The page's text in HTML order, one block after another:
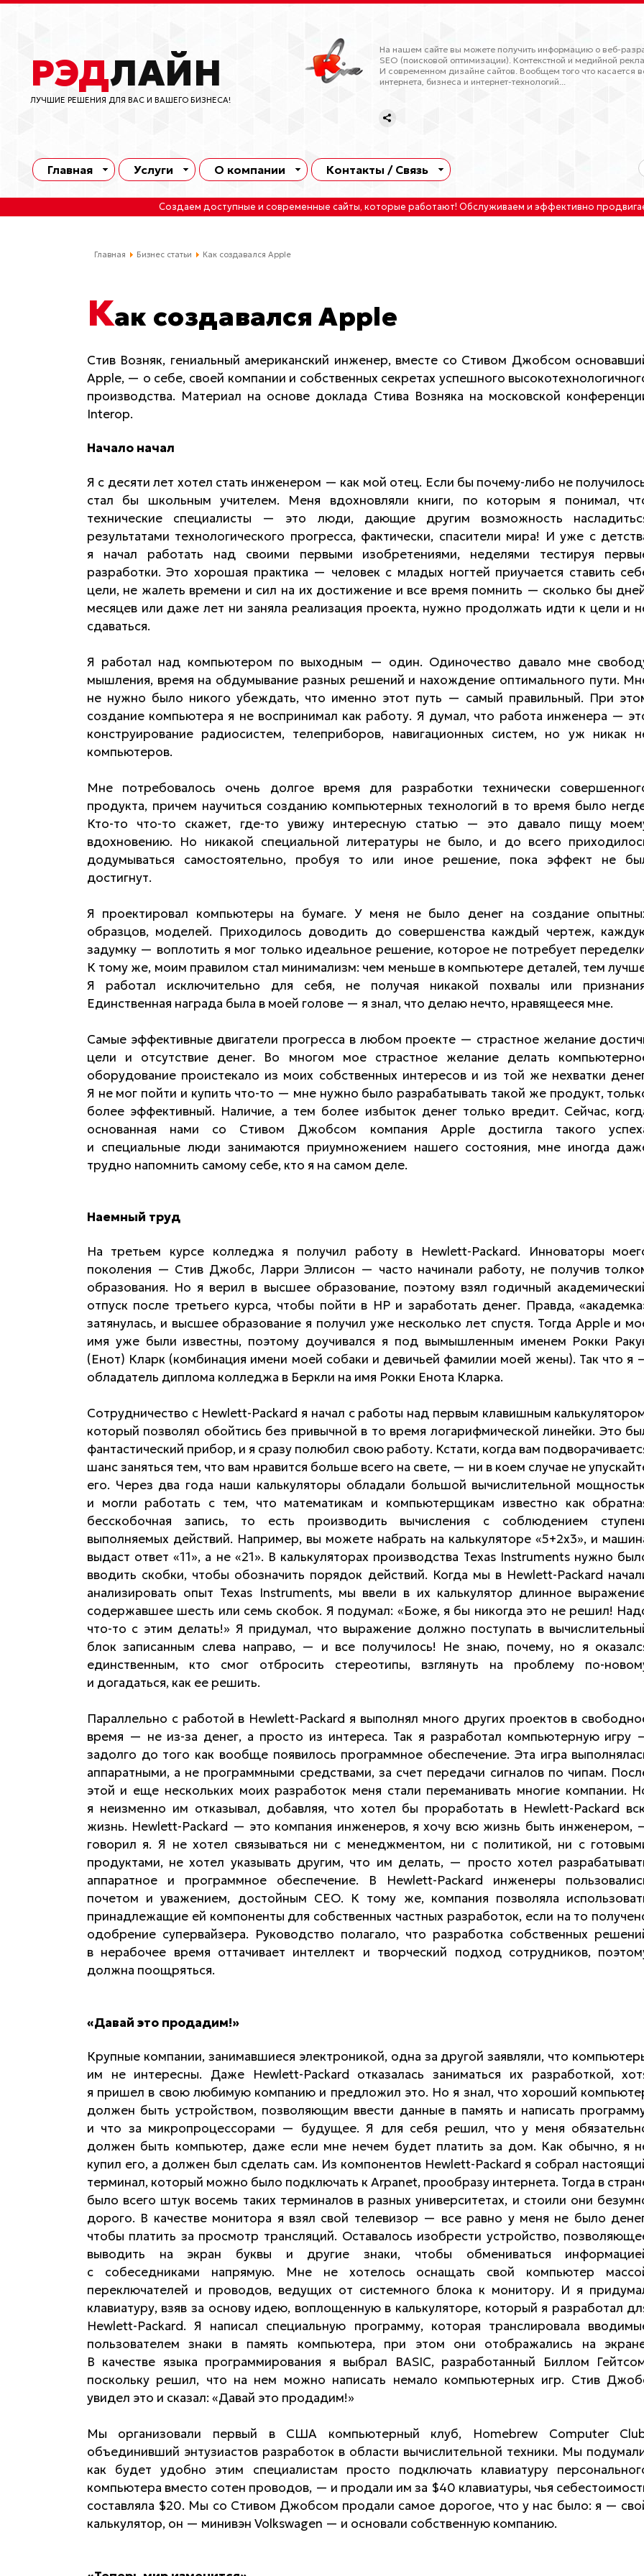
РЭДЛАЙН
ЛУЧШИЕ РЕШЕНИЯ ДЛЯ ВАС И ВАШЕГО БИЗНЕСА!
На нашем сайте вы можете получить информацию о веб-
SEO (поисковой оптимизации). Контекстной и медийной
И современном дизайне сайтов. Вообщем того что касается
интернета, бизнеса и интернет-технологий...
Главная Услуги О компании Контакты / Связь
Создаем доступные и современные сайты, которые работают! Обслуживаем и эффективно
Главная Бизнес статьи Как создавался Apple
Как создавался Apple
Стив Возняк, гениальный американский инженер, вместе со Стивом Джобсом
Apple, — о себе, своей компании и собственных секретах успешного
производства. Материал на основе доклада Стива Возняка на московской
Interop.
Начало начал
Я с десяти лет хотел стать инженером — как мой отец. Если бы почему-либо не
стал бы школьным учителем. Меня вдохновляли книги, по которым я понимал,
технические специалисты — это люди, дающие другим возможность
результатами технологического прогресса, фактически, спасители мира! И уже с
я начал работать над своими первыми изобретениями, неделями тестируя
разработки. Это хорошая практика — человек с младых ногтей приучается ставить
цели, не жалеть времени и сил на их достижение и все время помнить — сколько бы
месяцев или даже лет ни заняла реализация проекта, нужно продолжать идти к цели и
сдаваться.
Я работал над компьютером по выходным — один. Одиночество давало мне
мышления, время на обдумывание разных решений и нахождение оптимального пути.
не нужно было никого убеждать, что именно этот путь — самый правильный. При
создание компьютера я не воспринимал как работу. Я думал, что работа инженера —
конструирование радиосистем, телеприборов, навигационных систем, но уж никак
компьютеров.
Мне потребовалось очень долгое время для разработки технически
продукта, причем научиться созданию компьютерных технологий в то время было
Кто-то что-то скажет, где-то увижу интересную статью — это давало пищу
вдохновению. Но никакой специальной литературы не было, и до всего
додумываться самостоятельно, пробуя то или иное решение, пока эффект не
достигнут.
Я проектировал компьютеры на бумаге. У меня не было денег на создание
образцов, моделей. Приходилось доводить до совершенства каждый чертеж,
задумку — воплотить я мог только идеальное решение, которое не потребует
К тому же, моим правилом стал минимализм: чем меньше в компьютере деталей, тем
Я работал исключительно для себя, не получая никакой похвалы или
Единственная награда была в моей голове — я знал, что делаю нечто, нравящееся мне.
Самые эффективные двигатели прогресса в любом проекте — страстное желание
цели и отсутствие денег. Во многом мое страстное желание делать
оборудование проистекало из моих собственных интересов и из той же нехватки
Я не мог пойти и купить что-то — мне нужно было разрабатывать такой же продукт,
более эффективный. Наличие, а тем более избыток денег только вредит. Сейчас,
основанная нами со Стивом Джобсом компания Apple достигла такого
и специальные люди занимаются приумножением нашего состояния, мне иногда
трудно напомнить самому себе, кто я на самом деле.
Наемный труд
На третьем курсе колледжа я получил работу в Hewlett-Packard. Инноваторы
поколения — Стив Джобс, Ларри Эллисон — часто начинали работу, не получив
образования. Но я верил в высшее образование, поэтому взял годичный
отпуск после третьего курса, чтобы пойти в HP и заработать денег. Правда,
затянулась, и высшее образование я получил уже несколько лет спустя. Тогда Apple и
имя уже были известны, поэтому доучивался я под вымышленным именем Рокки
(Енот) Кларк (комбинация имени моей собаки и девичьей фамилии моей жены). Так что я
обладатель диплома колледжа в Беркли на имя Рокки Енота Кларка.
Сотрудничество с Hewlett-Packard я начал с работы над первым клавишным
который позволял обойтись без привычной в то время логарифмической линейки. Это
фантастический прибор, и я сразу полюбил свою работу. Кстати, когда вам
шанс заняться тем, что вам нравится больше всего на свете, — ни в коем случае не
его. Через два года наши калькуляторы обладали большой вычислительной
и могли работать с тем, что математикам и компьютерщикам известно как
бесскобочная запись, то есть производить вычисления с соблюдением
выполняемых действий. Например, вы можете набрать на калькуляторе «5+2х3», и
выдаст ответ «11», а не «21». В калькуляторах производства Texas Instruments нужно
вводить скобки, чтобы обозначить порядок действий. Когда мы в Hewlett-Packard
анализировать опыт Texas Instruments, мы ввели в их калькулятор длинное
содержавшее шесть или семь скобок. Я подумал: «Боже, я бы никогда это не решил!
что-то с этим делать!» Я придумал, что выражение должно поступать в
блок записанным слева направо, — и все получилось! Не знаю, почему, но я
единственным, кто смог отбросить стереотипы, взглянуть на проблему по-
и догадаться, как ее решить.
Параллельно с работой в Hewlett-Packard я выполнял много других проектов в
время — не из-за денег, а просто из интереса. Так я разработал компьютерную игру
задолго до того как вообще появилось программное обеспечение. Эта игра
аппаратными, а не программными средствами, за счет передачи сигналов по чипам.
этой и еще нескольких моих разработок меня стали переманивать многие компании.
я неизменно им отказывал, добавляя, что хотел бы проработать в Hewlett-Packard
жизнь. Hewlett-Packard — это компания инженеров, я хочу всю жизнь быть инженером,
говорил я. Я не хотел связываться ни с менеджментом, ни с политикой, ни с
продуктами, не хотел указывать другим, что им делать, — просто хотел
аппаратное и программное обеспечение. В Hewlett-Packard инженеры
почетом и уважением, достойным CEO. К тому же, компания позволяла
принадлежащие ей компоненты для собственных частных разработок, если на то
одобрение супервайзера. Руководство полагало, что разработка собственных
в нерабочее время оттачивает интеллект и творческий подход сотрудников,
должна поощряться.
«Давай это продадим!»
Крупные компании, занимавшиеся электроникой, одна за другой заявляли, что
им не интересны. Даже Hewlett-Packard отказалась заниматься их разработкой,
я пришел в свою любимую компанию и предложил это. Но я знал, что хороший
должен быть устройством, позволяющим ввести данные в память и написать
и что за микропроцессорами — будущее. Я для себя решил, что у меня
должен быть компьютер, даже если мне нечем будет платить за дом. Как обычно, я
купил его, а должен был сделать сам. Из компонентов Hewlett-Packard я собрал
терминал, который можно было подключать к Arpanet, прообразу интернета. Тогда в
было всего штук восемь таких терминалов в разных университетах, и стоили они
дорого. В качестве монитора я взял свой телевизор — все равно у меня не было
чтобы платить за просмотр трансляций. Оставалось изобрести устройство,
выводить на экран буквы и другие знаки, чтобы обмениваться
с собеседниками напрямую. Мне не хотелось оснащать свой компьютер
переключателей и проводов, ведущих от системного блока к монитору. И я
клавиатуру, взяв за основу идею, воплощенную в калькуляторе, который я разработал
Hewlett-Packard. Я написал специальную программу, которая транслировала
пользователем знаки в память компьютера, при этом они отображались на
В качестве языка программирования я выбрал BASIC, разработанный Биллом
поскольку решил, что на нем можно написать немало компьютерных игр. Стив
увидел это и сказал: «Давай это продадим!»
Мы организовали первый в США компьютерный клуб, Homebrew Computer
объединивший энтузиастов разработок в области вычислительной техники. Мы
как будет удобно этим специалистам просто подключать клавиатуру
компьютера вместо сотен проводов, — и продали им за $40 клавиатуры, чья
составляла $20. Мы со Стивом Джобсом продали самое дорогое, что у нас было: я —
калькулятор, он — минивэн Volkswagen — и основали собственную компанию.